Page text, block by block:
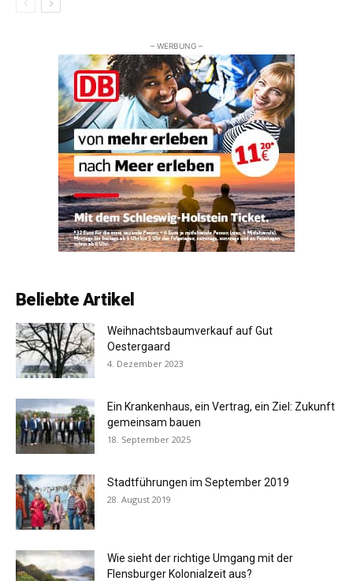
– WERBUNG –
Beliebte Artikel
Weihnachtsbaumverkauf auf Gut
Oestergaard
4. Dezember 2023
Ein Krankenhaus, ein Vertrag, ein Ziel: Zukunft
gemeinsam bauen
18. September 2025
Stadtführungen im September 2019
28. August 2019
Wie sieht der richtige Umgang mit der
Flensburger Kolonialzeit aus?